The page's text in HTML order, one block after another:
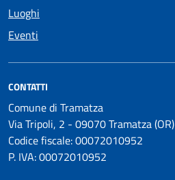
Luoghi
Eventi
CONTATTI
Comune di Tramatza
Via Tripoli, 2 - 09070 Tramatza (OR)
Codice fiscale: 00072010952
P. IVA: 00072010952